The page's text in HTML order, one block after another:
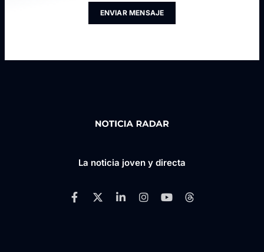
ENVIAR MENSAJE
La noticia joven y directa